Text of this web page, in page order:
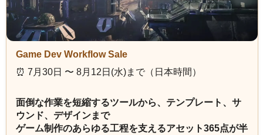
Game Dev Workflow Sale
⏰️ 7月30日 〜 8月12日(水)まで（日本時間）
面倒な作業を短縮するツールから、テンプレート、サ
ウンド、デザインまで
ゲーム制作のあらゆる工程を支えるアセット365点が半